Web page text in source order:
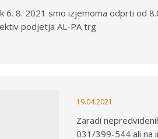
6. 8. 2021 smo izjemoma odprti
podjetja AL-PA trg
19.04.2021
Zaradi
031/399-544 ali na